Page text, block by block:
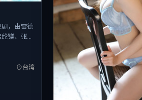
剧，由雷德
镁、张家
面，首映
台湾